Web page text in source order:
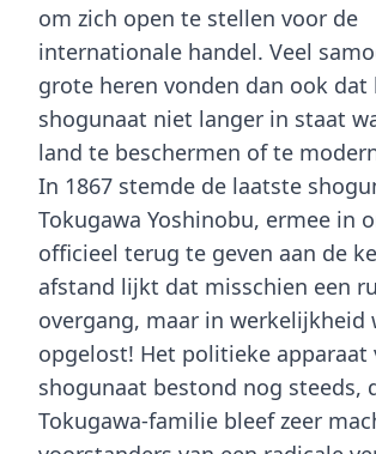
om zich open te stellen voor de
internationale handel. Veel
grote heren vonden dan ook dat
shogunaat niet langer in staat
land te beschermen of te
In 1867 stemde de laatste
Tokugawa Yoshinobu, ermee in
officieel terug te geven aan de
afstand lijkt dat misschien een
overgang, maar in werkelijkheid
opgelost! Het politieke apparaat
shogunaat bestond nog steeds,
Tokugawa-familie bleef zeer